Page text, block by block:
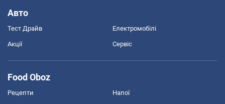
Авто
Тест Драйв Електромобілі
Акції Сервіс
Food Oboz
Рецепти Напої